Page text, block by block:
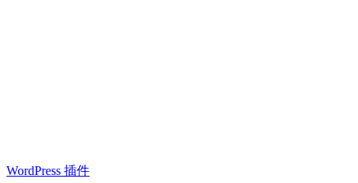
WordPress 插件